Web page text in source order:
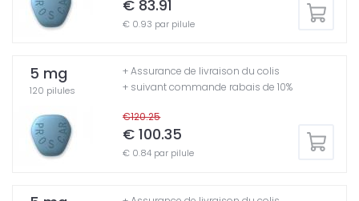
€ 83.91
€ 0.93 par pilule
5 mg
120 pilules
€120.25
€ 100.35
€ 0.84 par pilule
+ Assurance de livraison du colis
+ suivant commande rabais de 10%